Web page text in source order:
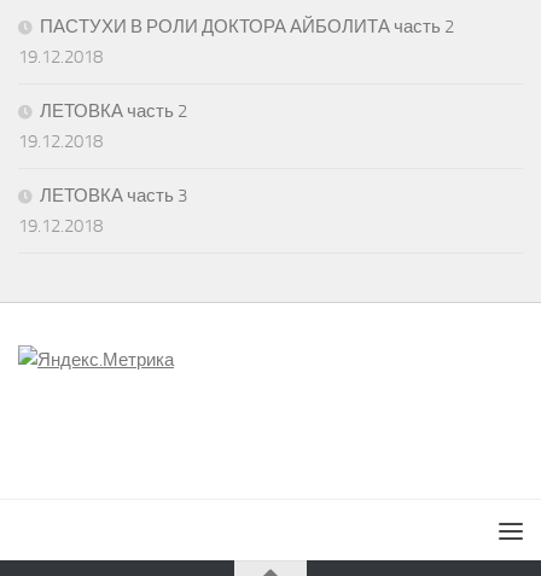
ПАСТУХИ В РОЛИ ДОКТОРА АЙБОЛИТА часть 2
19.12.2018
ЛЕТОВКА часть 2
19.12.2018
ЛЕТОВКА часть 3
19.12.2018